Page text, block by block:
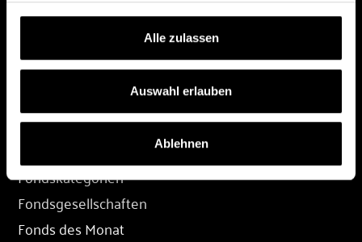
Alle zulassen
Auswahl erlauben
Ablehnen
Konditionen
FONDS
Fondskategorien
Fondsgesellschaften
Fonds des Monat